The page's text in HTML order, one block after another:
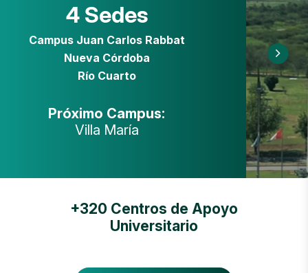
4 Sedes
Campus Juan Carlos Rabbat
Nueva Córdoba
Río Cuarto
Próximo Campus:
Villa María
+320 Centros de Apoyo
Universitario